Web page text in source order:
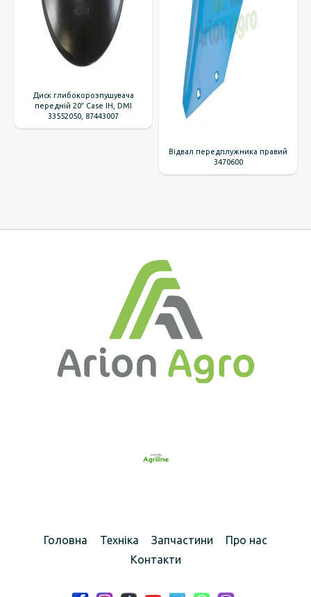
Диск глибокорозпушувача
передній 20″ Case IH, DMI
33552050, 87443007
Відвал передплужника правий
3470600
Головна Техніка Запчастини
Про нас
Контакти